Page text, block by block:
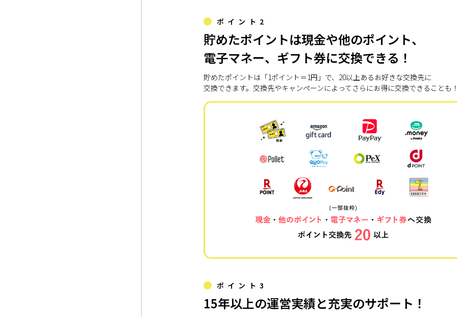
ポイント2
貯めたポイントは現金や他のポイント、
電子マネー、ギフト券に交換できる！
貯めたポイントは「1ポイント＝1円」で、20以上あるお好きな交換先に
交換できます。交換先やキャンペーンによってさらにお得に交換できることも
ポイント3
15年以上の運営実績と充実のサポート！